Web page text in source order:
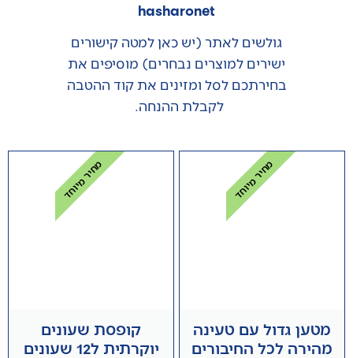
hasharonet
גולשים לאתר (יש כאן למטה קישורים
ישירים למוצרים נבחרים) מוסיפים את
בחירתכם לסל ומזינים את קוד ההטבה
לקבלת ההנחה.
מטען גדול עם טעינה
מהירה לכל החיבורים
מחיר מיוחד
קופסת שעונים
יוקרתית ל12 שעונים
מחיר מיוחד